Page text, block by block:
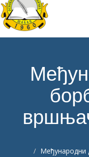
Међународни